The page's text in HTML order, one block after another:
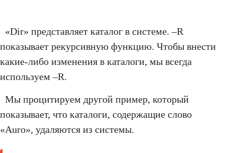
«Dir» представляет каталог в системе. –R
показывает рекурсивную функцию. Чтобы внести
какие-либо изменения в каталоги, мы всегда
используем –R.
Мы процитируем другой пример, который
показывает, что каталоги, содержащие слово
«Auro», удаляются из системы.